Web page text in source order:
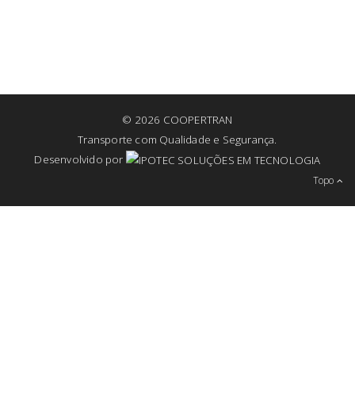
© 2026 COOPERTRAN
Transporte com Qualidade e Segurança.
Desenvolvido por
Topo